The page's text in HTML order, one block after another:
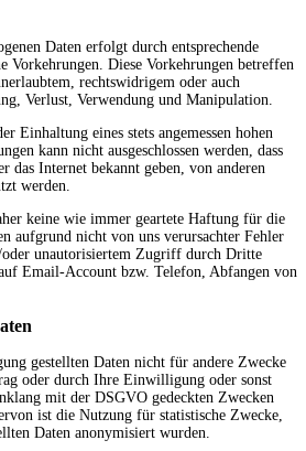
Daten erfolgt durch entsprechende
Vorkehrungen. Diese Vorkehrungen betreffen
rechtswidrigem oder auch
Verlust, Verwendung und Manipulation.
Einhaltung eines stets angemessen hohen
kann nicht ausgeschlossen werden, dass
das Internet bekannt geben, von anderen
werden.
keine wie immer geartete Haftung für die
aufgrund nicht von uns verursachter Fehler
oder unautorisiertem Zugriff durch Dritte
Email-Account bzw. Telefon, Abfangen von
gestellten Daten nicht für andere Zwecke
oder durch Ihre Einwilligung oder sonst
mit der DSGVO gedeckten Zwecken
ist die Nutzung für statistische Zwecke,
Daten anonymisiert wurden.